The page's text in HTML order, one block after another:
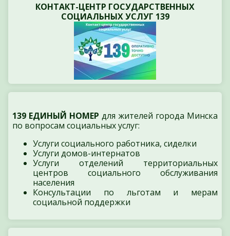
КОНТАКТ-ЦЕНТР ГОСУДАРСТВЕННЫХ
СОЦИАЛЬНЫХ УСЛУГ 139
139 ЕДИНЫЙ НОМЕР для жителей города Минска
по вопросам социальных услуг:
Услуги социального работника, сиделки
Услуги домов-интернатов
Услуги отделений территориальных
центров социального обслуживания
населения
Консультации по льготам и мерам
социальной поддержки